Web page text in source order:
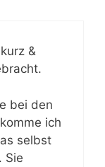
&
bei den
ich
selbst
Sie